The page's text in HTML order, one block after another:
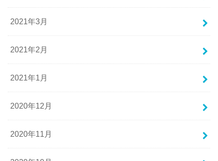
2021年3月
2021年2月
2021年1月
2020年12月
2020年11月